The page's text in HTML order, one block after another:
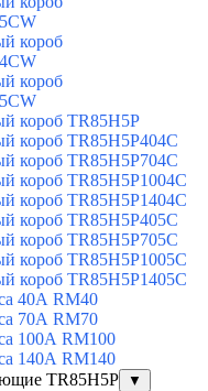
короб
короб
короб TR85H5P
короб TR85H5P404C
короб TR85H5P704C
короб TR85H5P1004C
короб TR85H5P1404C
короб TR85H5P405C
короб TR85H5P705C
короб TR85H5P1005C
короб TR85H5P1405C
40А RM40
70А RM70
100А RM100
140А RM140
TR85H5P
▼